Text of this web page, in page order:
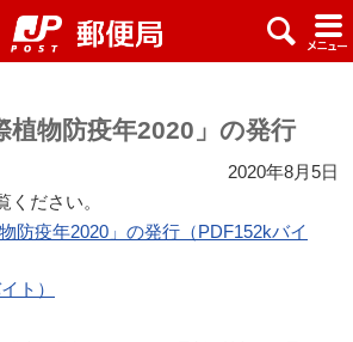
x #
植物防疫年2020」の発行
2020年8月5日
ください。
防疫年2020」の発行（PDF152kバイ
ト）